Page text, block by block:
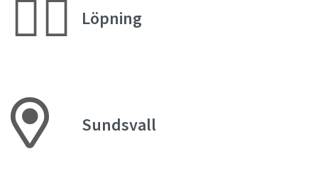
🏃‍♀️ Löpning
Sundsvall